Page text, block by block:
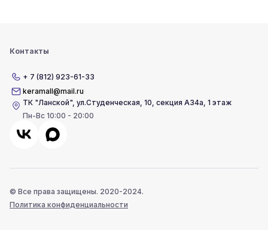
Контакты
+ 7 (812) 923-61-33
keramall@mail.ru
ТК "Ланской",ул.Студенческая, 10, секция А34а, 1 этаж
Пн-Вс 10:00 - 20:00
© Все права защищены. 2020-2024.
Политика конфиденциальности